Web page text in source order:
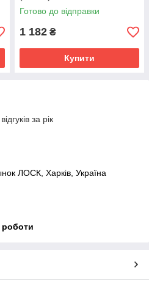
Готово до відправки
1 182 ₴
Купити
за рік
ЛОСК, Харків, Україна
роботи